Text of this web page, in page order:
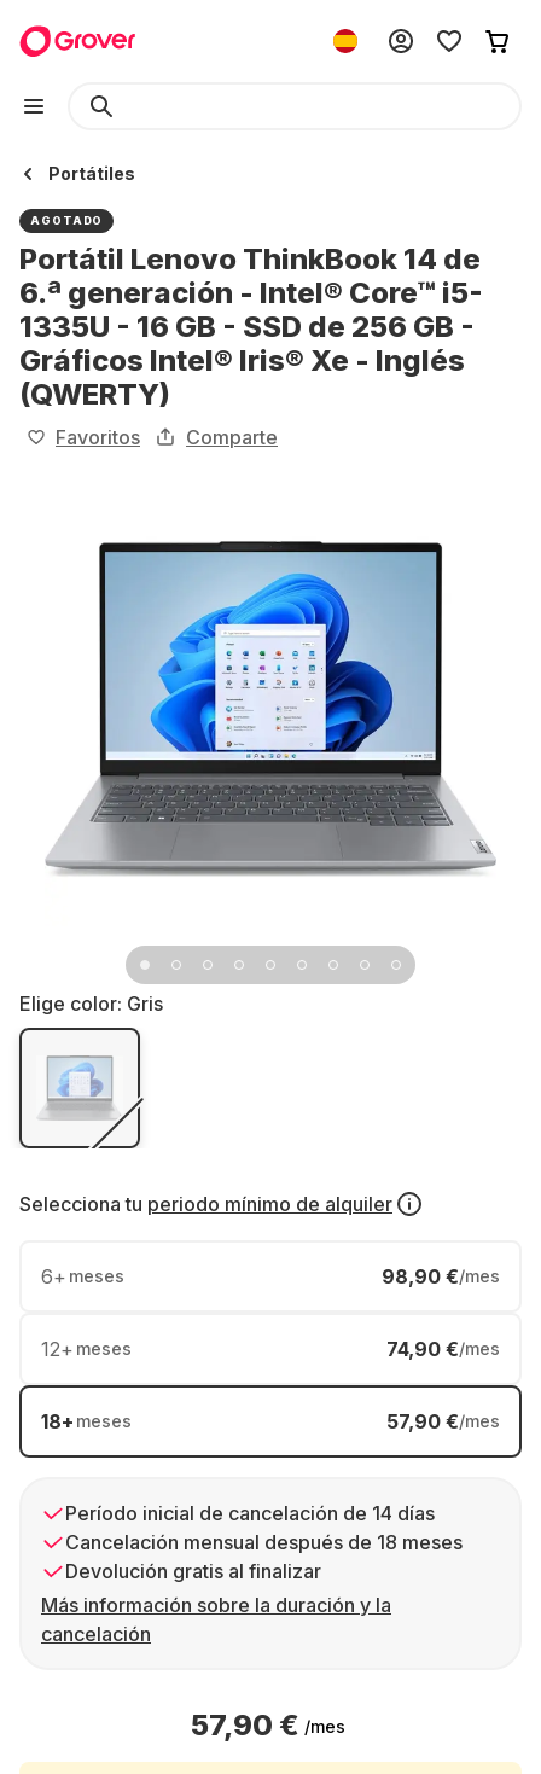
Portátiles
AGOTADO
Portátil Lenovo ThinkBook 14 de
6.ª generación - Intel® Core™ i5-
1335U - 16 GB - SSD de 256 GB -
Gráficos Intel® Iris® Xe - Inglés
(QWERTY)
Favoritos Comparte
Elige color: Gris
Selecciona tu periodo mínimo de alquiler
6+ meses 98,90 €/mes
12+ meses 74,90 €/mes
18+ meses 57,90 €/mes
Período inicial de cancelación de 14 días
Cancelación mensual después de 18 meses
Devolución gratis al finalizar
Más información sobre la duración y la
cancelación
57,90 € /mes